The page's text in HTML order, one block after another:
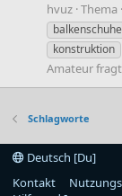
hvuz Thema
balkenschuhe
konstruktion
Amateur fragt
Schlagworte
Deutsch [Du]
Kontakt